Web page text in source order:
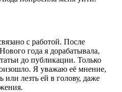
с работой. После
года я дорабатывала,
до публикации. Только
Я уважаю её мнение,
или лезть ей в голову, даже